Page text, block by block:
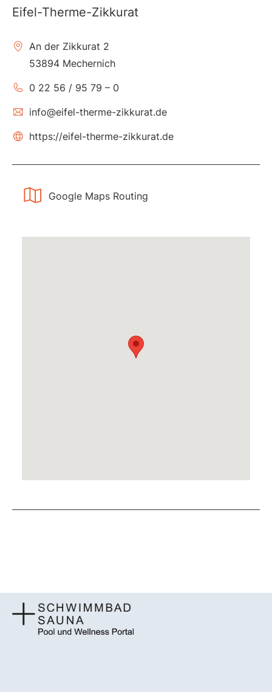
Eifel-Therme-Zikkurat
An der Zikkurat 2
53894 Mechernich
0 22 56 / 95 79 – 0
info@eifel-therme-zikkurat.de
https://eifel-therme-zikkurat.de
Google Maps Routing